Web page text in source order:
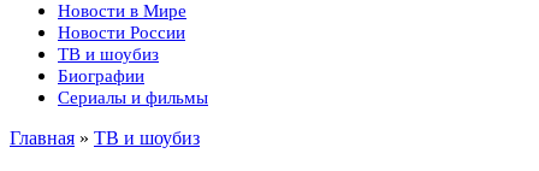
Новости в Мире
Новости России
ТВ и шоубиз
Биографии
Сериалы и фильмы
Главная » ТВ и шоубиз